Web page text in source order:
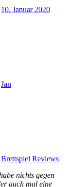
10. Januar 2020
Jan
Brettspiel Reviews
nichts gegen
auch mal eine